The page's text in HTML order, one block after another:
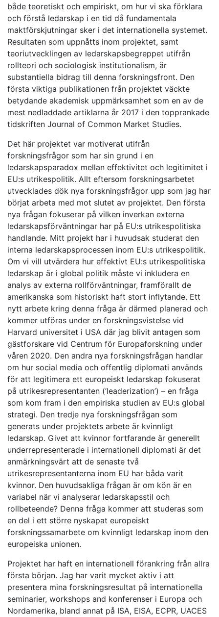
både teoretiskt och empiriskt, om hur vi ska förklara
och förstå ledarskap i en tid då fundamentala
maktförskjutningar sker i det internationella systemet.
Resultaten som uppnåtts inom projektet, samt
teoriutvecklingen av ledarskapsbegreppet utifrån
rollteori och sociologisk institutionalism, är
substantiella bidrag till denna forskningsfront. Den
första viktiga publikationen från projektet väckte
betydande akademisk uppmärksamhet som en av de
mest nedladdade artiklarna år 2017 i den topprankade
tidskriften Journal of Common Market Studies.
Det här projektet var motiverat utifrån
forskningsfrågor som har sin grund i en
ledarskapsparadox mellan effektivitet och legitimitet i
EU:s utrikespolitik. Allt eftersom forskningsarbetet
utvecklades dök nya forskningsfrågor upp som jag har
börjat arbeta med mot slutet av projektet. Den första
nya frågan fokuserar på vilken inverkan externa
ledarskapsförväntningar har på EU:s utrikespolitiska
handlande. Mitt projekt har i huvudsak studerat den
interna ledarskapsprocessen inom EU:s utrikespolitik.
Om vi vill utvärdera hur effektivt EU:s utrikespolitiska
ledarskap är i global politik måste vi inkludera en
analys av externa rollförväntningar, framförallt de
amerikanska som historiskt haft stort inflytande. Ett
nytt arbete kring denna fråga är därmed planerad och
kommer utföras under en forskningsvistelse vid
Harvard universitet i USA där jag blivit antagen som
gästforskare vid Centrum för Europaforskning under
våren 2020. Den andra nya forskningsfrågan handlar
om hur social media och offentlig diplomati används
för att legitimera ett europeiskt ledarskap fokuserat
på utrikesrepresentanten (’leaderization’) – en fråga
som kom fram i den empiriska studien av EU:s global
strategi. Den tredje nya forskningsfrågan som
generats under projektets arbete är kvinnligt
ledarskap. Givet att kvinnor fortfarande är generellt
underrepresenterade i internationell diplomati är det
anmärkningsvärt att de senaste två
utrikesrepresentanterna inom EU har båda varit
kvinnor. Den huvudsakliga frågan är om kön är en
variabel när vi analyserar ledarskapsstil och
rollbeteende? Denna fråga kommer att studeras som
en del i ett större nyskapat europeiskt
forskningssamarbete om kvinnligt ledarskap inom den
europeiska unionen.
Projektet har haft en internationell förankring från allra
första början. Jag har varit mycket aktiv i att
presentera mina forskningsresultat på internationella
seminarier, workshops and konferenser i Europa och
Nordamerika, bland annat på ISA, EISA, ECPR, UACES